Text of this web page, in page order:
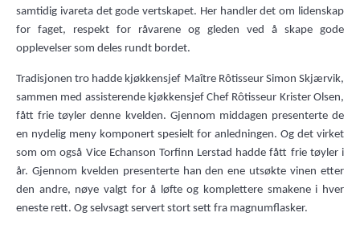
samtidig ivareta det gode vertskapet. Her handler det om lidenskap
for faget, respekt for råvarene og gleden ved å skape gode
opplevelser som deles rundt bordet.
Tradisjonen tro hadde kjøkkensjef Maître Rôtisseur Simon Skjærvik,
sammen med assisterende kjøkkensjef Chef Rôtisseur Krister Olsen,
fått frie tøyler denne kvelden. Gjennom middagen presenterte de
en nydelig meny komponert spesielt for anledningen. Og det virket
som om også Vice Echanson Torfinn Lerstad hadde fått frie tøyler i
år. Gjennom kvelden presenterte han den ene utsøkte vinen etter
den andre, nøye valgt for å løfte og komplettere smakene i hver
eneste rett. Og selvsagt servert stort sett fra magnumflasker.